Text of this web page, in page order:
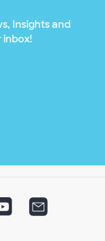
Insights and
inbox!